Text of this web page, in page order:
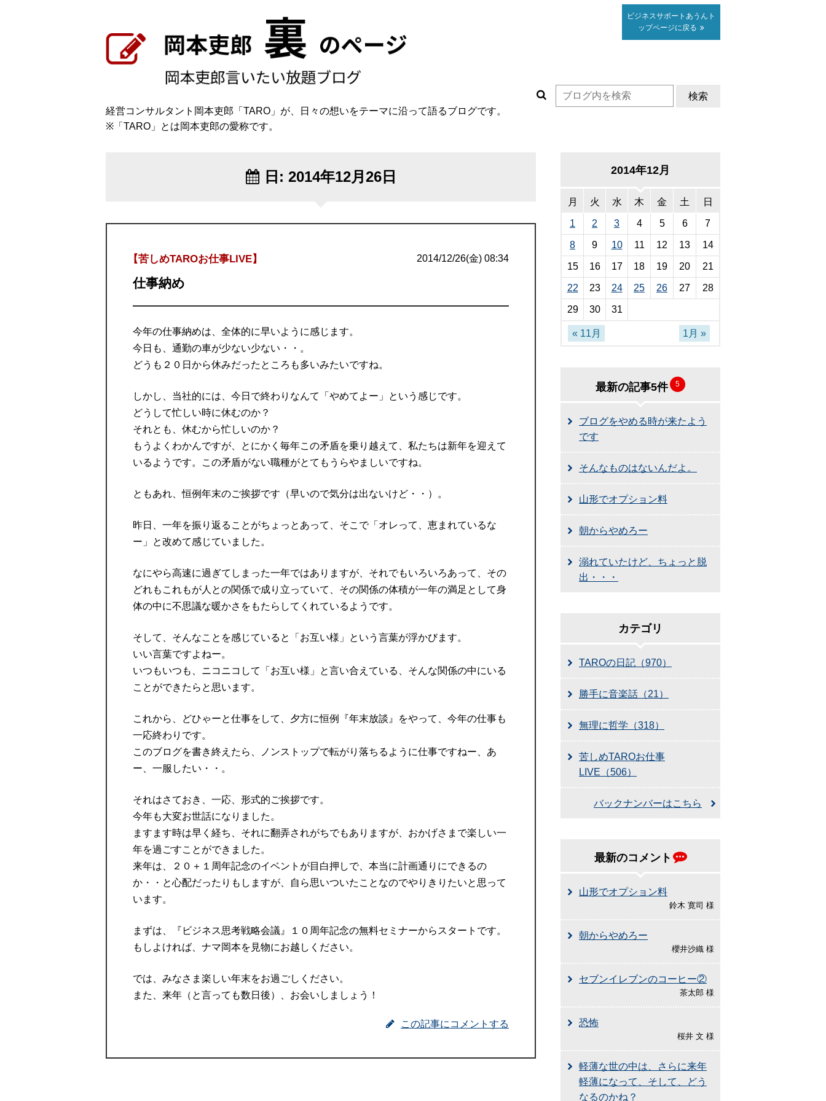
経営コンサルタント岡本吏郎「TARO」が、日々の想いをテーマに沿って語るブログです。
※「TARO」とは岡本吏郎の愛称です。
ビジネスサポート あうん ト
ップページに戻る
検索
日: 2014年12月26日
【苦しめTAROお仕事LIVE】 2014/12/26(金) 08:34
仕事納め
今年の仕事納めは、全体的に早いように感じます。
今日も、通勤の車が少ない少ない・・。
どうも２０日から休みだったところも多いみたいですね。
しかし、当社的には、今日で終わりなんて「やめてよー」という感じです。
どうして忙しい時に休むのか？
それとも、休むから忙しいのか？
もうよくわかんですが、とにかく毎年この矛盾を乗り越えて、私たちは新年を迎えて
いるようです。この矛盾がない職種がとてもうらやましいですね。
ともあれ、恒例年末のご挨拶です（早いので気分は出ないけど・・）。
昨日、一年を振り返ることがちょっとあって、そこで「オレって、恵まれているな
ー」と改めて感じていました。
なにやら高速に過ぎてしまった一年ではありますが、それでもいろいろあって、その
どれもこれもが人との関係で成り立っていて、その関係の体積が一年の満足として身
体の中に不思議な暖かさをもたらしてくれているようです。
そして、そんなことを感じていると「お互い様」という言葉が浮かびます。
いい言葉ですよねー。
いつもいつも、ニコニコして「お互い様」と言い合えている、そんな関係の中にいる
ことができたらと思います。
これから、どひゃーと仕事をして、夕方に恒例『年末放談』をやって、今年の仕事も
一応終わりです。
このブログを書き終えたら、ノンストップで転がり落ちるように仕事ですねー、あ
ー、一服したい・・。
それはさておき、一応、形式的ご挨拶です。
今年も大変お世話になりました。
ますます時は早く経ち、それに翻弄されがちでもありますが、おかげさまで楽しい一
年を過ごすことができました。
来年は、２０＋１周年記念のイベントが目白押しで、本当に計画通りにできるの
か・・と心配だったりもしますが、自ら思いついたことなのでやりきりたいと思って
います。
まずは、『ビジネス思考戦略会議』１０周年記念の無料セミナーからスタートです。
もしよければ、ナマ岡本を見物にお越しください。
では、みなさま楽しい年末をお過ごしください。
また、来年（と言っても数日後）、お会いしましょう！
この記事にコメントする
2014年12月
月 火 水 木 金 土 日
1 2 3 4 5 6 7
8 9 10 11 12 13 14
15 16 17 18 19 20 21
22 23 24 25 26 27 28
29 30 31
« 11月 1月 »
最新の記事5件 5
ブログをやめる時が来たよう
です
そんなものはないんだよ。
山形でオプション料
朝からやめろー
溺れていたけど、ちょっと脱
出・・・
カテゴリ
TAROの日記（970）
勝手に音楽話（21）
無理に哲学（318）
苦しめTAROお仕事
LIVE（506）
バックナンバーはこちら
最新のコメント
山形でオプション料
鈴木 寛司 様
朝からやめろー
櫻井沙織 様
セブンイレブンのコーヒー②
茶太郎 様
恐怖
桜井 文 様
軽薄な世の中は、さらに来年
軽薄になって、そして、どう
なるのかね？